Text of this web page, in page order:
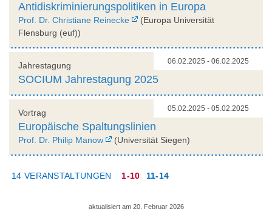
Antidiskriminierungspolitiken in Europa
Prof. Dr. Christiane Reinecke
(Europa Universität
Flensburg (euf))
06.02.2025 - 06.02.2025
Jahrestagung
SOCIUM Jahrestagung 2025
05.02.2025 - 05.02.2025
Vortrag
Europäische Spaltungslinien
Prof. Dr. Philip Manow (Universität Siegen)
14 VERANSTALTUNGEN 1-10 11-14
aktualisiert am 20. Februar 2026